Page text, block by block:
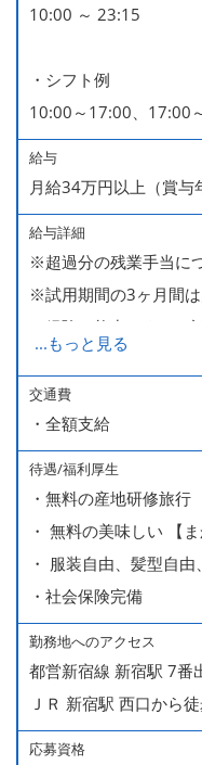
■慶弔休暇
率100％ ＊2023～2025
10:00 ～ 23:15
・シフト例
10:00～17:00、17:00
給与
月給34万円以上（賞与
給与詳細
※超過分の残業手当に
※試用期間の3ヶ月間は
経験・能力により、
す。
※上記月給には、一律
分・10万円）を含んで
■ 昇給（随時）
■ 賞与 年２回（夏・秋
■ インセンティブ制度
＊店長・料理長候補・
＜給与モデル＞
450万円／社員（20代
ー持ち）
490万円／店長代理（
...もっと見る
交通費
・全額支給
待遇/福利厚生
・無料の産地研修旅行
・ 無料の美味しい 【
・ 服装自由、髪型自
・社会保険完備
勤務地へのアクセス
都営新宿線 新宿駅 7番
ＪＲ 新宿駅 西口から
応募資格